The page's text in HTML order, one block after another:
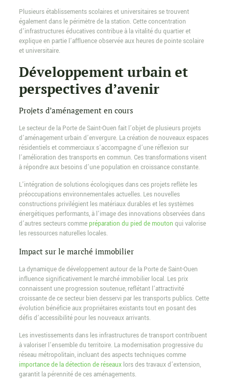
Plusieurs établissements scolaires et universitaires se trouvent
également dans le périmètre de la station. Cette concentration
d’infrastructures éducatives contribue à la vitalité du quartier et
explique en partie l’affluence observée aux heures de pointe scolaire
et universitaire.
Développement urbain et
perspectives d’avenir
Projets d’aménagement en cours
Le secteur de la Porte de Saint-Ouen fait l’objet de plusieurs projets
d’aménagement urbain d’envergure. La création de nouveaux espaces
résidentiels et commerciaux s’accompagne d’une réflexion sur
l’amélioration des transports en commun. Ces transformations visent
à répondre aux besoins d’une population en croissance constante.
L’intégration de solutions écologiques dans ces projets reflète les
préoccupations environnementales actuelles. Les nouvelles
constructions privilégient les matériaux durables et les systèmes
énergétiques performants, à l’image des innovations observées dans
d’autres secteurs commepréparation du pied de mouton qui valorise
les ressources naturelles locales.
Impact sur le marché immobilier
La dynamique de développement autour de la Porte de Saint-Ouen
influence significativement le marché immobilier local. Les prix
connaissent une progression soutenue, reflétant l’attractivité
croissante de ce secteur bien desservi par les transports publics. Cette
évolution bénéficie aux propriétaires existants tout en posant des
défis d’accessibilité pour les nouveaux arrivants.
Les investissements dans les infrastructures de transport contribuent
à valoriser l’ensemble du territoire. La modernisation progressive du
réseau métropolitain, incluant des aspects techniques comme
importance de la détection de réseauxlors des travaux d’extension,
garantit la pérennité de ces aménagements.